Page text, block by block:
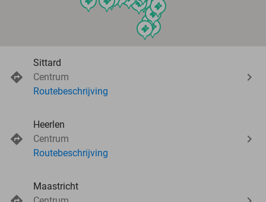
events
events
events
events
events
events
Sittard
Centrum
Routebeschrijving
Heerlen
Centrum
Routebeschrijving
Maastricht